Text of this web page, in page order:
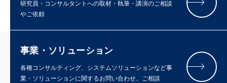
研究員・コンサルタントへの取材・執筆・講演のご相談
やご依頼
事業・ソリューション
各種コンサルティング、システムソリューションなど事
業・ソリューションに関するお問い合わせ、ご相談